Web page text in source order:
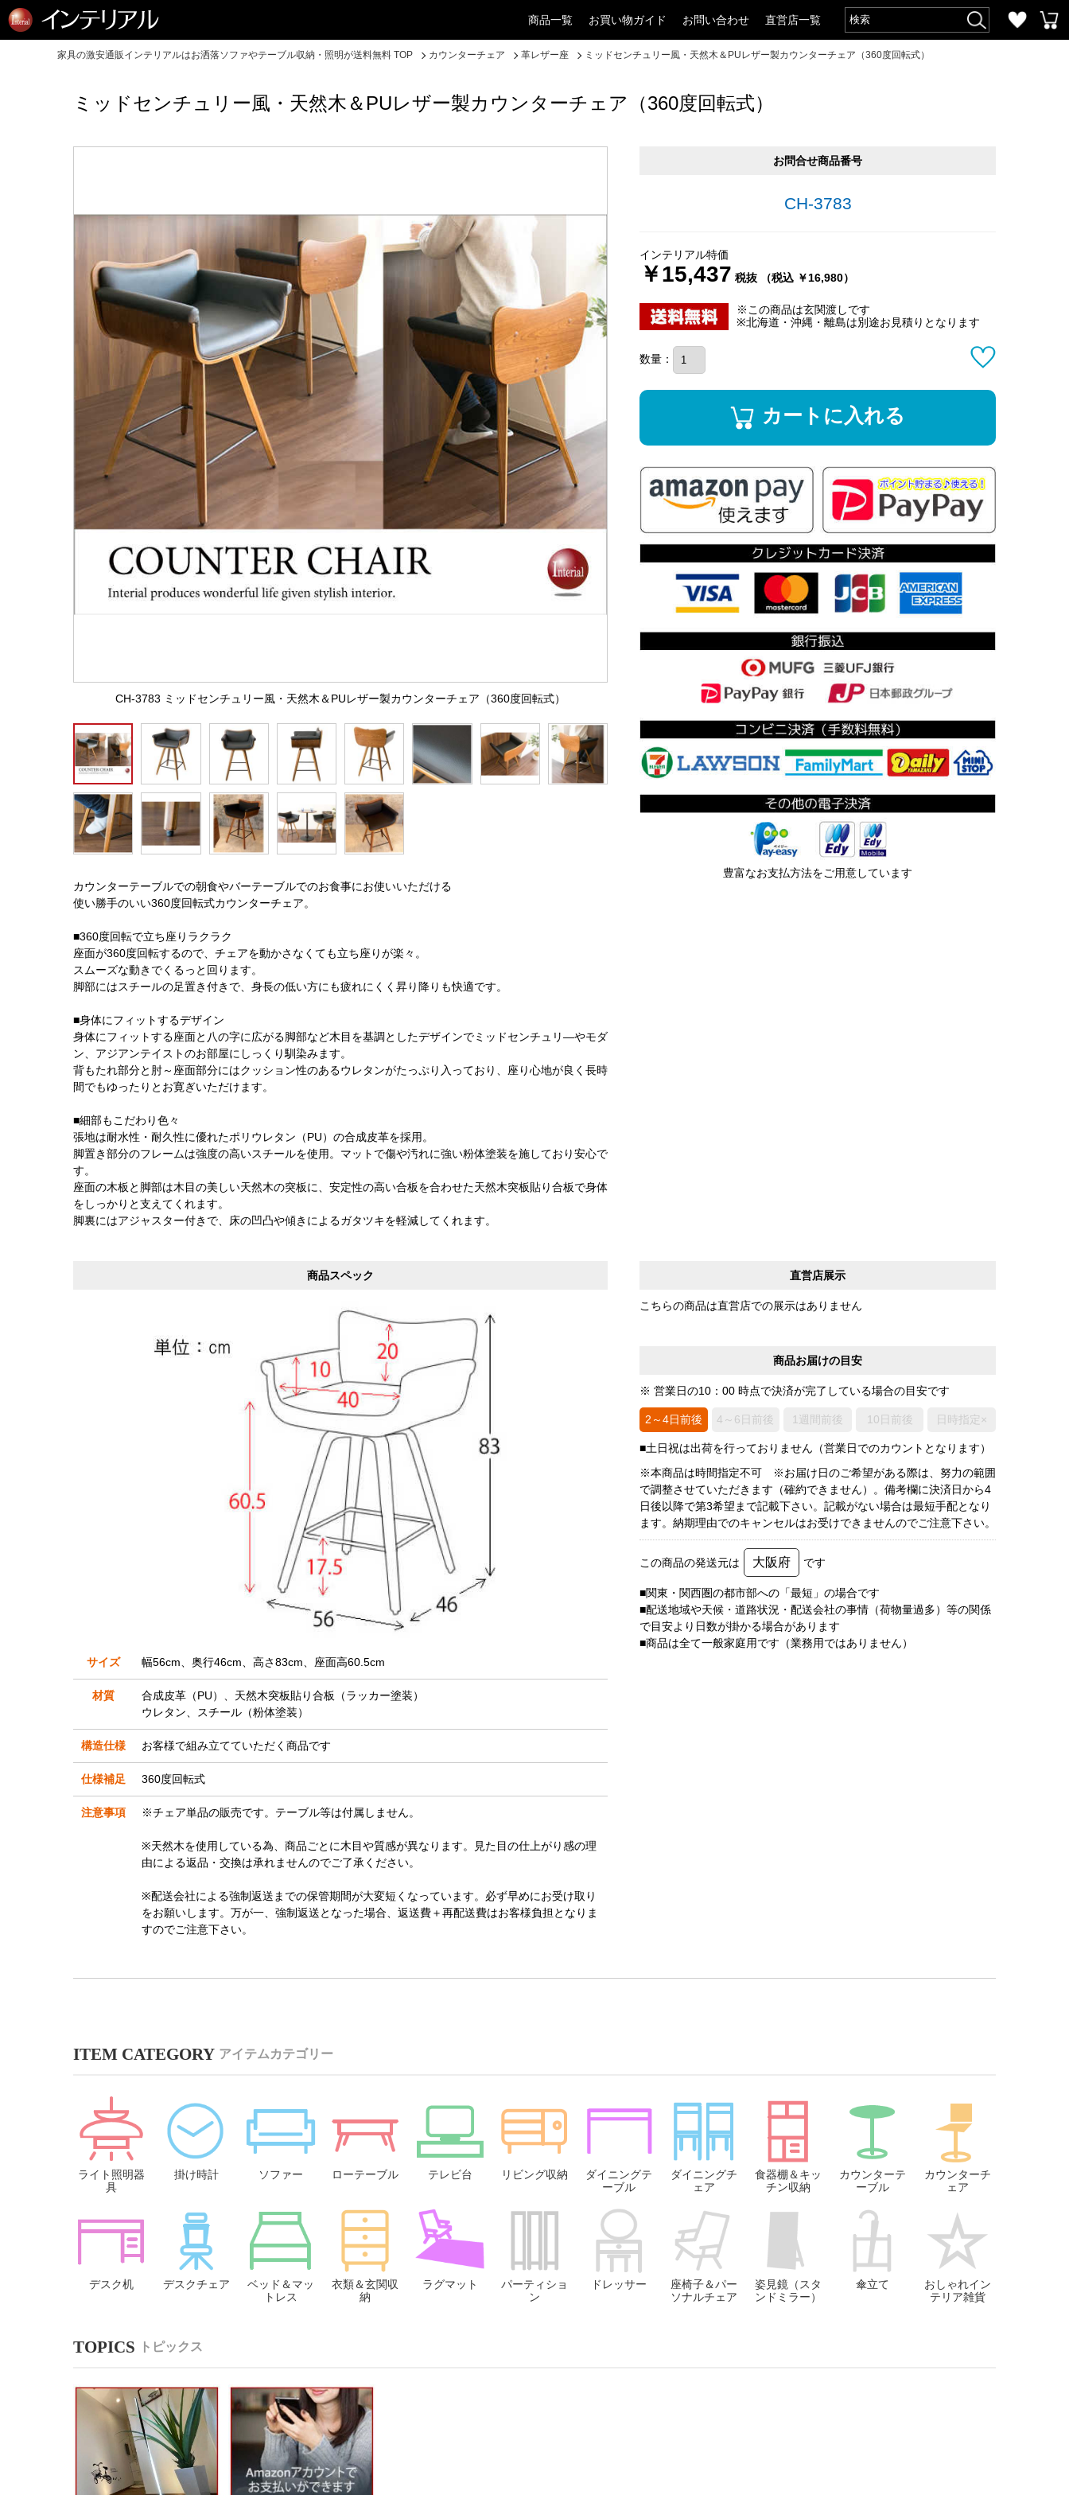
商品一覧 お買い物ガイド お問い合わせ 直営店一覧
家具の激安通販インテリアルはお洒落ソファやテーブル収納・照明が送料無料 TOP カウンターチェア 革レザー座 ミッドセンチュリー風・天然木＆PUレザー製カウンターチェア（360度回転式）
ミッドセンチュリー風・天然木＆PUレザー製カウンターチェア（360度回転式）
CH-3783 ミッドセンチュリー風・天然木＆PUレザー製カウンターチェア（360度回転式）
カウンターテーブルでの朝食やバーテーブルでのお食事にお使いいただける
使い勝手のいい360度回転式カウンターチェア。
■360度回転で立ち座りラクラク
座面が360度回転するので、チェアを動かさなくても立ち座りが楽々。
スムーズな動きでくるっと回ります。
脚部にはスチールの足置き付きで、身長の低い方にも疲れにくく昇り降りも快適です。
■身体にフィットするデザイン
身体にフィットする座面と八の字に広がる脚部など木目を基調としたデザインでミッドセンチュリ―やモダ
ン、アジアンテイストのお部屋にしっくり馴染みます。
背もたれ部分と肘～座面部分にはクッション性のあるウレタンがたっぷり入っており、座り心地が良く長時
間でもゆったりとお寛ぎいただけます。
■細部もこだわり色々
張地は耐水性・耐久性に優れたポリウレタン（PU）の合成皮革を採用。
脚置き部分のフレームは強度の高いスチールを使用。マットで傷や汚れに強い粉体塗装を施しており安心で
す。
座面の木板と脚部は木目の美しい天然木の突板に、安定性の高い合板を合わせた天然木突板貼り合板で身体
をしっかりと支えてくれます。
脚裏にはアジャスター付きで、床の凹凸や傾きによるガタツキを軽減してくれます。
お問合せ商品番号
CH-3783
インテリアル特価
￥15,437 税抜 （税込 ￥16,980）
※この商品は玄関渡しです
※北海道・沖縄・離島は別途お見積りとなります
数量：
カートに入れる
豊富なお支払方法をご用意しています
直営店展示
こちらの商品は直営店での展示はありません
商品お届けの目安
※ 営業日の10：00 時点で決済が完了している場合の目安です
2～4日前後 4～6日前後 1週間前後 10日前後 日時指定×
■土日祝は出荷を行っておりません（営業日でのカウントとなります）
※本商品は時間指定不可 ※お届け日のご希望がある際は、努力の範囲
で調整させていただきます（確約できません）。備考欄に決済日から4
日後以降で第3希望まで記載下さい。記載がない場合は最短手配となり
ます。納期理由でのキャンセルはお受けできませんのでご注意下さい。
この商品の発送元は 大阪府 です
■関東・関西圏の都市部への「最短」の場合です
■配送地域や天候・道路状況・配送会社の事情（荷物量過多）等の関係
で目安より日数が掛かる場合があります
■商品は全て一般家庭用です（業務用ではありません）
商品スペック
サイズ 幅56cm、奥行46cm、高さ83cm、座面高60.5cm
材質
合成皮革（PU）、天然木突板貼り合板（ラッカー塗装）
ウレタン、スチール（粉体塗装）
構造仕様 お客様で組み立てていただく商品です
仕様補足 360度回転式
注意事項 ※チェア単品の販売です。テーブル等は付属しません。
※天然木を使用している為、商品ごとに木目や質感が異なります。見た目の仕上がり感の理
由による返品・交換は承れませんのでご了承ください。
※配送会社による強制返送までの保管期間が大変短くなっています。必ず早めにお受け取り
をお願いします。万が一、強制返送となった場合、返送費＋再配送費はお客様負担となりま
すのでご注意下さい。
アイテムカテゴリー
ライト照明器
具
掛け時計 ソファー ローテーブル テレビ台 リビング収納
ダイニングテ
ーブル
ダイニングチ
ェア
食器棚＆キッ
チン収納
カウンターテ
ーブル
カウンターチ
ェア
デスク机 デスクチェア
ベッド＆マッ
トレス
衣類＆玄関収
納
ラグマット
パーティショ
ン
ドレッサー
座椅子＆パー
ソナルチェア
姿見鏡（スタ
ンドミラー）
傘立て
おしゃれイン
テリア雑貨
トピックス